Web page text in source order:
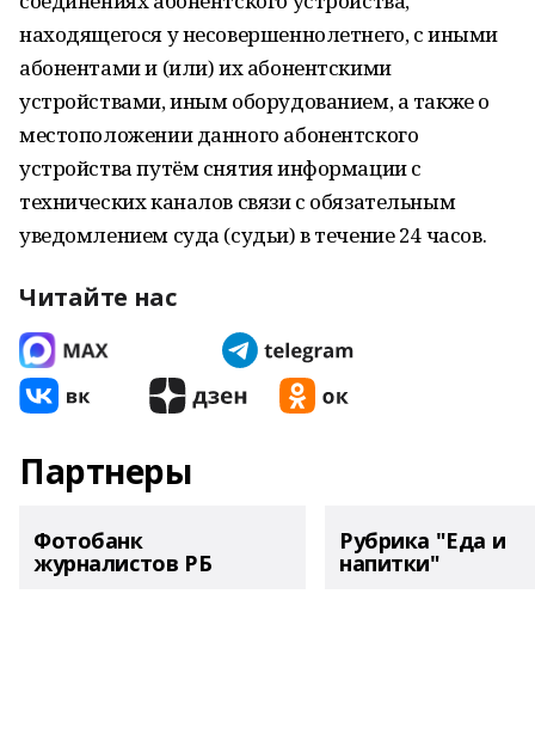
находящегося у несовершеннолетнего, с иными
абонентами и (или) их абонентскими
устройствами, иным оборудованием, а также о
местоположении данного абонентского
устройства путём снятия информации с
технических каналов связи с обязательным
уведомлением суда (судьи) в течение 24 часов.
Читайте нас
Партнеры
Фотобанк
журналистов РБ
Рубрика "Еда и
напитки"